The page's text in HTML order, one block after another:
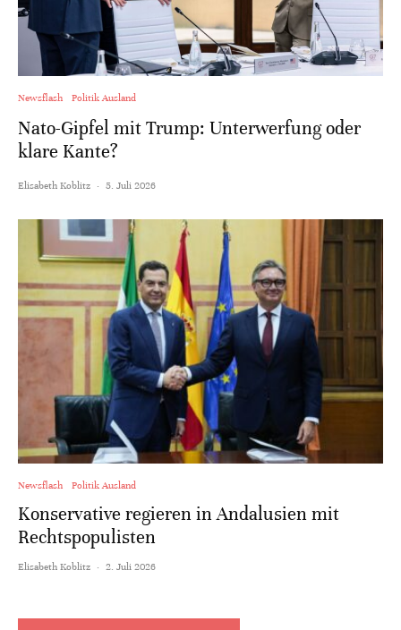
Newsflash Politik Ausland
Nato-Gipfel mit Trump: Unterwerfung oder
klare Kante?
Elisabeth Koblitz · 5. Juli 2026
Newsflash Politik Ausland
Konservative regieren in Andalusien mit
Rechtspopulisten
Elisabeth Koblitz · 2. Juli 2026